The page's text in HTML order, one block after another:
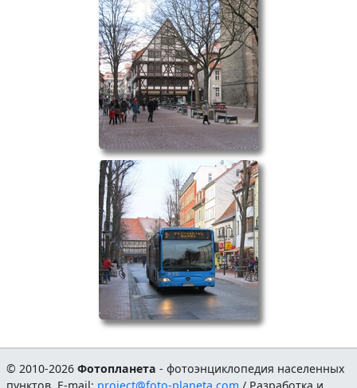
© 2010-2026Фотопланета - фотоэнциклопедия населенных